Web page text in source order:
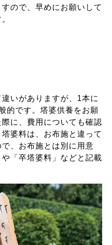
ので、早めにお願いして
いがありますが、1本に
的です。塔婆供養をお願
に、費用についても確認
婆料は、お布施と違って
、お布施とは別に用意
「卒塔婆料」などと記載